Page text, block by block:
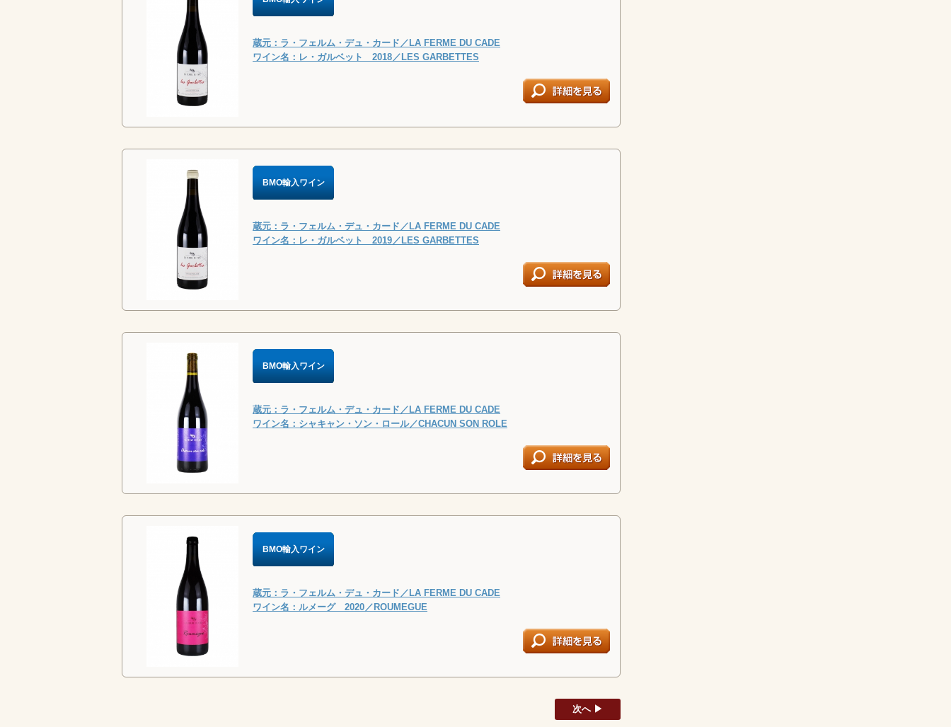
蔵元：ラ・フェルム・デュ・カード／LA FERME DU CADE
ワイン名：レ・ガルベット 2018／LES GARBETTES
BMO輸入ワイン
蔵元：ラ・フェルム・デュ・カード／LA FERME DU CADE
ワイン名：レ・ガルベット 2019／LES GARBETTES
BMO輸入ワイン
蔵元：ラ・フェルム・デュ・カード／LA FERME DU CADE
ワイン名：シャキャン・ソン・ロール／CHACUN SON ROLE
BMO輸入ワイン
蔵元：ラ・フェルム・デュ・カード／LA FERME DU CADE
ワイン名：ルメーグ 2020／ROUMEGUE
次へ ▶